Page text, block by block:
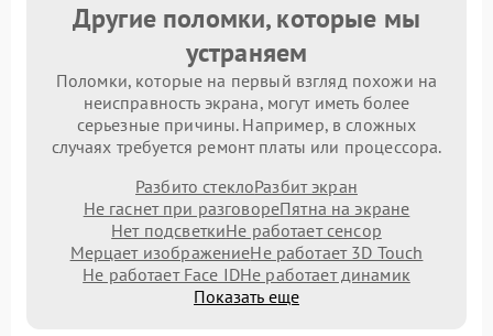
Другие поломки, которые мы
устраняем
Поломки, которые на первый взгляд похожи на
неисправность экрана, могут иметь более
серьезные причины. Например, в сложных
случаях требуется ремонт платы или процессора.
Разбито стеклоРазбит экран
Не гаснет при разговореПятна на экране
Нет подсветкиНе работает сенсор
Мерцает изображениеНе работает 3D Touch
Не работает Face IDНе работает динамик
Показать еще